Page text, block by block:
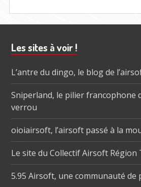
Barre
subsidiaire
Les sites à voir !
L’antre du dingo, le blog de
Sniperland, le pilier francophone
verrou
oioiairsoft, l’airsoft passé à la
Le site du Collectif Airsoft Région
5.95 Airsoft, une communauté de